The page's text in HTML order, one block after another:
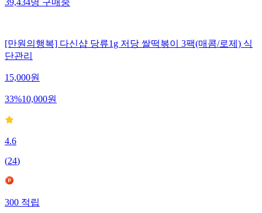
39,434명구매중
[만원의행복] 다신샵 당류1g 저당 쌀떡볶이 3팩(매콤/로제) 식
단관리
15,000원
33%10,000원
4.6
(24)
300적립